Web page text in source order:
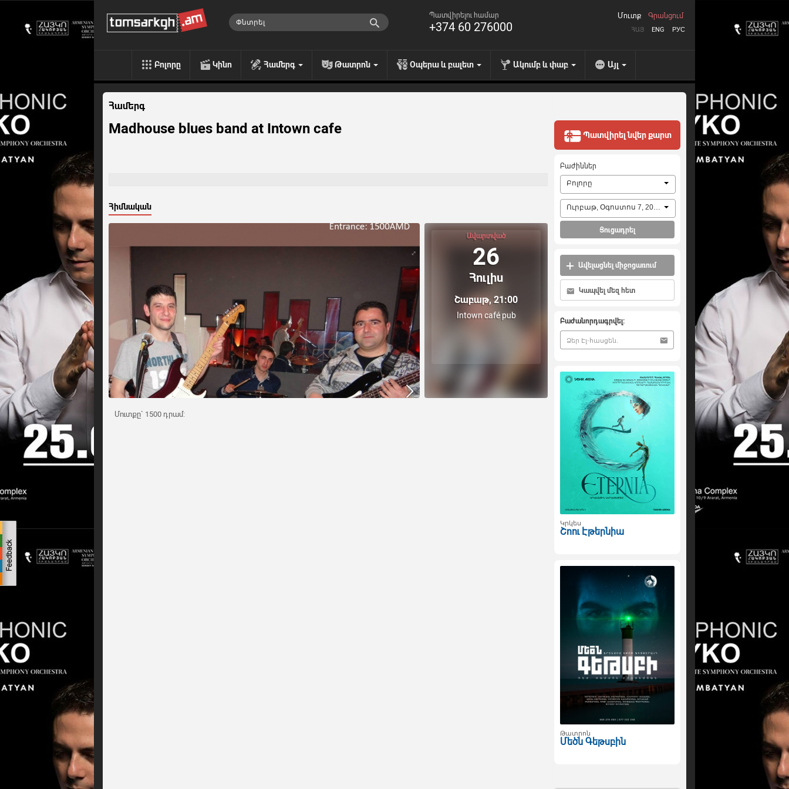
Պատվիրելու համար
+374 60 276000 ՀԱՅ ENG РУС
Մուտք Գրանցում
Բոլորը Կինո Համերգ Թատրոն Օպերա և բալետ Ակումբ և փաբ Այլ
Համերգ
Madhouse blues band at Intown cafe
Հիմնական
Ավարտված
26
Հուլիս
Շաբաթ, 21:00
Intown café pub
Մուտքը` 1500 դրամ:
Պատվիրել նվեր քարտ
Բաժիններ
Բոլորը
Ուրբաթ, Օգոստոս 7, 2026
Ցուցադրել
Ավելացնել միջոցառում
Կապվել մեզ հետ
Բաժանորդագրվել:
Կրկես
Շոու Էթերնիա
Թատրոն
Մեծն Գեթսբին